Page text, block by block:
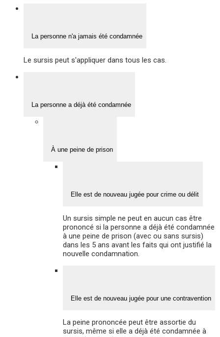
La personne n'a jamais été condamnée
Le sursis peut s'appliquer dans tous les cas.
La personne a déjà été condamnée
À une peine de prison
Elle est de nouveau jugée pour crime ou délit
Un sursis simple ne peut en aucun cas être
prononcé si la personne a déjà été condamnée
à une peine de prison (avec ou sans sursis)
dans les 5 ans avant les faits qui ont justifié la
nouvelle condamnation.
Elle est de nouveau jugée pour une contravention
La peine prononcée peut être assortie du
sursis, même si elle a déjà été condamnée à